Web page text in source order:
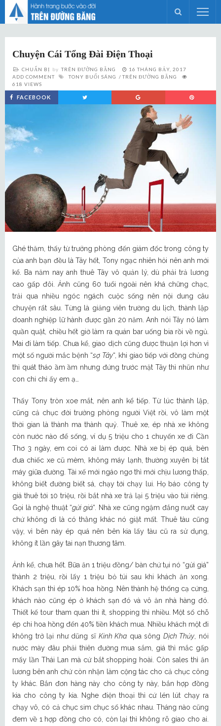
Chuyện Cái Tổng Đài Điện Thoại
CHUẨN BỊ by TRÊN ĐƯỜNG BĂNG
16 THÁNG BẢY, 2017
ADD COMMENT
TONY BUỔI SÁNG
TRÊN ĐƯỜNG BĂNG
618 VIEWS
FACEBOOK
Ghé thăm, thấy từ trưởng phòng đến giám đốc trong công ty
của anh bạn đều là Tây hết, Tony ngạc nhiên hỏi nên anh mới
kể. Ba năm nay anh thuê Tây vô quản lý, dù phải trả lương
cao gấp đôi. Ảnh cũng 60 tuổi ngoài nên khá chững chạc,
trải qua nhiều ngóc ngách cuộc sống nên nội dung câu
chuyện rất sâu. Từng là giảng viên trường du lịch, thành lập
doanh nghiệp lữ hành được gần 20 năm. Anh nói Tây nó làm
quần quật, chiều hết giờ làm ra quán bar uống bia rồi về ngủ.
Mai đi làm tiếp. Chưa kể, giao dịch cũng được thuận lợi hơn vì
một số người mắc bệnh “sợ Tây“, khi giao tiếp với đồng chủng
thì quát tháo ầm ầm nhưng đứng trước mặt Tây thì nhũn như
con chi chi ấy em ạ…
Thấy Tony tròn xoe mắt, nên anh kể tiếp. Từ lúc thành lập,
cũng cả chục đời trưởng phòng người Việt rồi, vô làm một
thời gian là thành ma thành quỷ. Thuê xe, ép nhà xe không
còn nước nào để sống, ví dụ 5 triệu cho 1 chuyến xe đi Cần
Thơ 3 ngày, em coi có ai làm được. Nhà xe bị ép quá, bèn
đưa chiếc xe cũ mèm, không máy lạnh, thường xuyên bị tắt
máy giữa đường. Tài xế mới ngáo ngơ thì mới chịu lương thấp,
không biết đường biết sá, chạy tới chạy lui. Họ báo công ty
giá thuê tới 10 triệu, rồi bắt nhà xe trả lại 5 triệu vào túi riêng.
Gọi là nghệ thuật “gửi giá“. Nhà xe cũng ngậm đắng nuốt cay
chứ không đi là có thằng khác nó giật mất. Thuê tàu cũng
vậy, vì bên này ép quá nên bên kia lấy tàu cũ ra sử dụng,
không ít lần gây tai nạn thương tâm.
Ảnh kể, chưa hết. Bữa ăn 1 triệu đồng/ bàn chứ tụi nó “gửi giá”
thành 2 triệu, rồi lấy 1 triệu bỏ túi sau khi khách ăn xong.
Khách sạn thì ép 10% hoa hồng. Nên thành hệ thống cạ cứng,
khách nào cũng ép ở khách sạn đó và vô ăn nhà hàng đó.
Thiết kế tour tham quan thì ít, shopping thì nhiều. Một số chỗ
ép chi hoa hồng đến 40% tiền khách mua. Nhiều khách một đi
không trở lại như dũng sĩ Kinh Kha qua sông Dịch Thủy , nói
nước mày đâu phải thiên đường mua sắm, giá thì mắc gấp
mấy lần Thái Lan mà cứ bắt shopping hoài. Còn sales thì ăn
lương bên anh chứ còn nhận làm cộng tác cho cả chục công
ty khác. Bắn đơn hàng này cho công ty này, bắn hợp đồng
kia cho công ty kia. Nghe điện thoại thì cứ lén lút chạy ra
chạy vô, có cả chục sim chục số khác nhau. Tháng nào cũng
đem về 1 hợp đồng cho có, còn lại thì không rõ giao cho ai.